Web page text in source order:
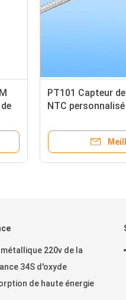
PT101 Capteur
NTC
220v de la
34S d'oxyde
de haute énergie